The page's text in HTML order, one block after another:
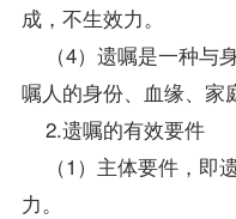
成，不生效力。
（4）遗嘱是一种与
嘱人的身份、血缘、家
2.遗嘱的有效要件
（1）主体要件，即
力。